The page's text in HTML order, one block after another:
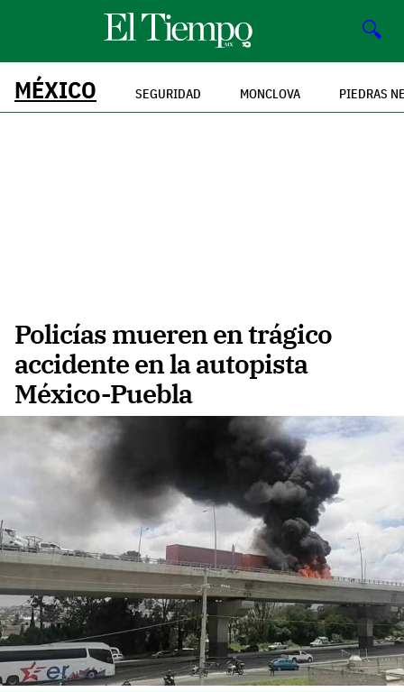
🔍
MÉXICO SEGURIDAD MONCLOVA PIEDRAS
Policías mueren en trágico
accidente en la autopista
México-Puebla